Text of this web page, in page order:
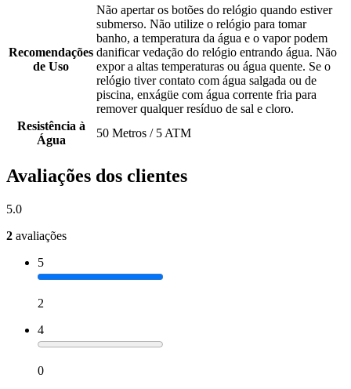
Recomendações
de Uso
Não apertar os botões do relógio quando estiver
submerso. Não utilize o relógio para tomar
banho, a temperatura da água e o vapor podem
danificar vedação do relógio entrando água. Não
expor a altas temperaturas ou água quente. Se o
relógio tiver contato com água salgada ou de
piscina, enxágüe com água corrente fria para
remover qualquer resíduo de sal e cloro.
Resistência à
Água
50 Metros / 5 ATM
Avaliações dos clientes
5.0
2 avaliações
5
2
4
0